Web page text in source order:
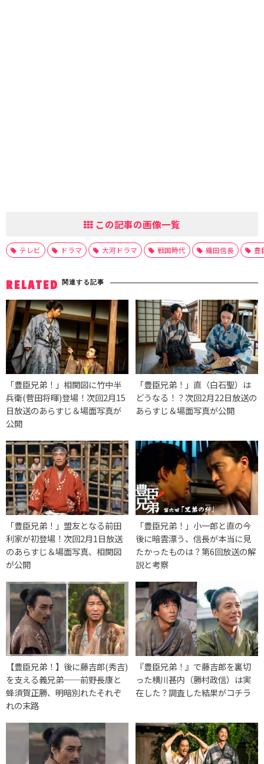
この記事の画像一覧
テレビ ドラマ 大河ドラマ 戦国時代 織田信長 豊
RELATED 関連する記事
「豊臣兄弟！」相関図に竹中半
兵衛(菅田将暉)登場！次回2月15
日放送のあらすじ＆場面写真が
公開
「豊臣兄弟！」直（白石聖）は
どうなる！？次回2月22日放送の
あらすじ＆場面写真が公開
「豊臣兄弟！」盟友となる前田
利家が初登場！次回2月1日放送
のあらすじ＆場面写真、相関図
が公開
「豊臣兄弟！」小一郎と直の今
後に暗雲漂う、信長が本当に見
たかったものは？第6回放送の解
説と考察
【豊臣兄弟！】後に藤吉郎(秀吉)
を支える義兄弟──前野長康と
蜂須賀正勝、明暗別れたそれぞ
れの末路
『豊臣兄弟！』で藤吉郎を裏切
った横川甚内（勝村政信）は実
在した？調査した結果がコチラ